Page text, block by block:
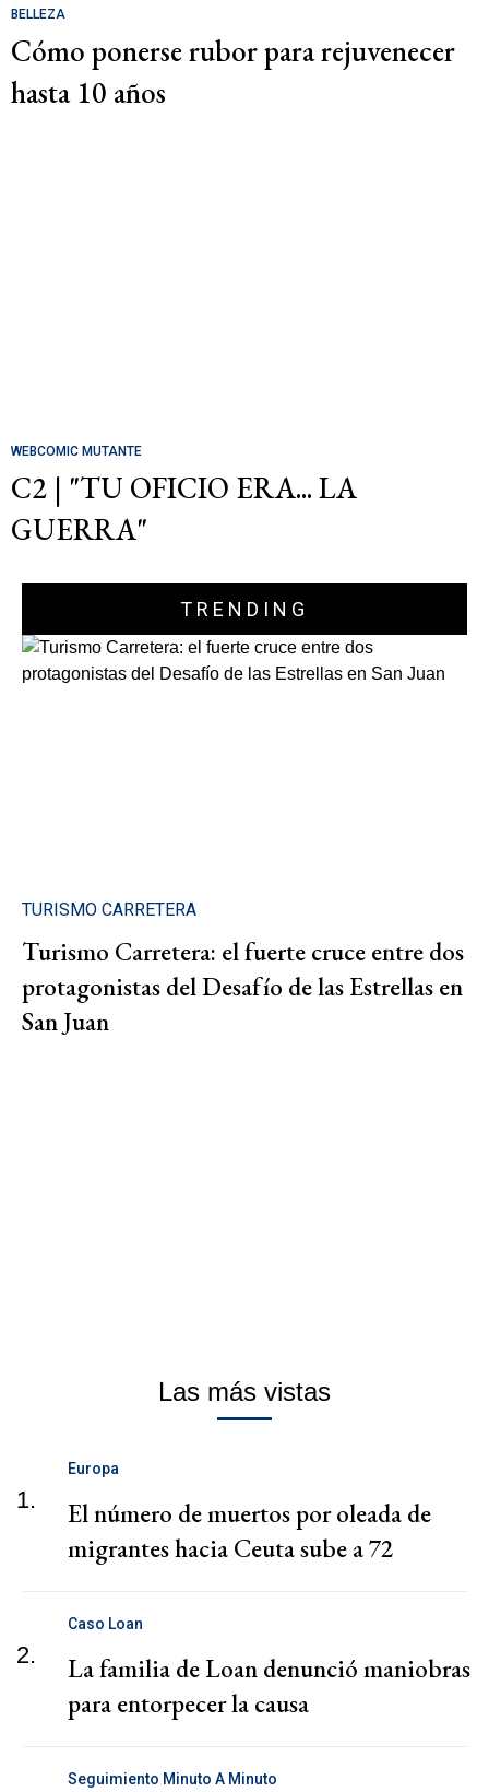
BELLEZA
Cómo ponerse rubor para rejuvenecer
hasta 10 años
WEBCOMIC MUTANTE
C2 | "TU OFICIO ERA... LA
GUERRA"
TRENDING
TURISMO CARRETERA
Turismo Carretera: el fuerte cruce entre dos
protagonistas del Desafío de las Estrellas en
San Juan
Las más vistas
1.
Europa
El número de muertos por oleada de
migrantes hacia Ceuta sube a 72
2.
Caso Loan
La familia de Loan denunció maniobras
para entorpecer la causa
Seguimiento Minuto A Minuto